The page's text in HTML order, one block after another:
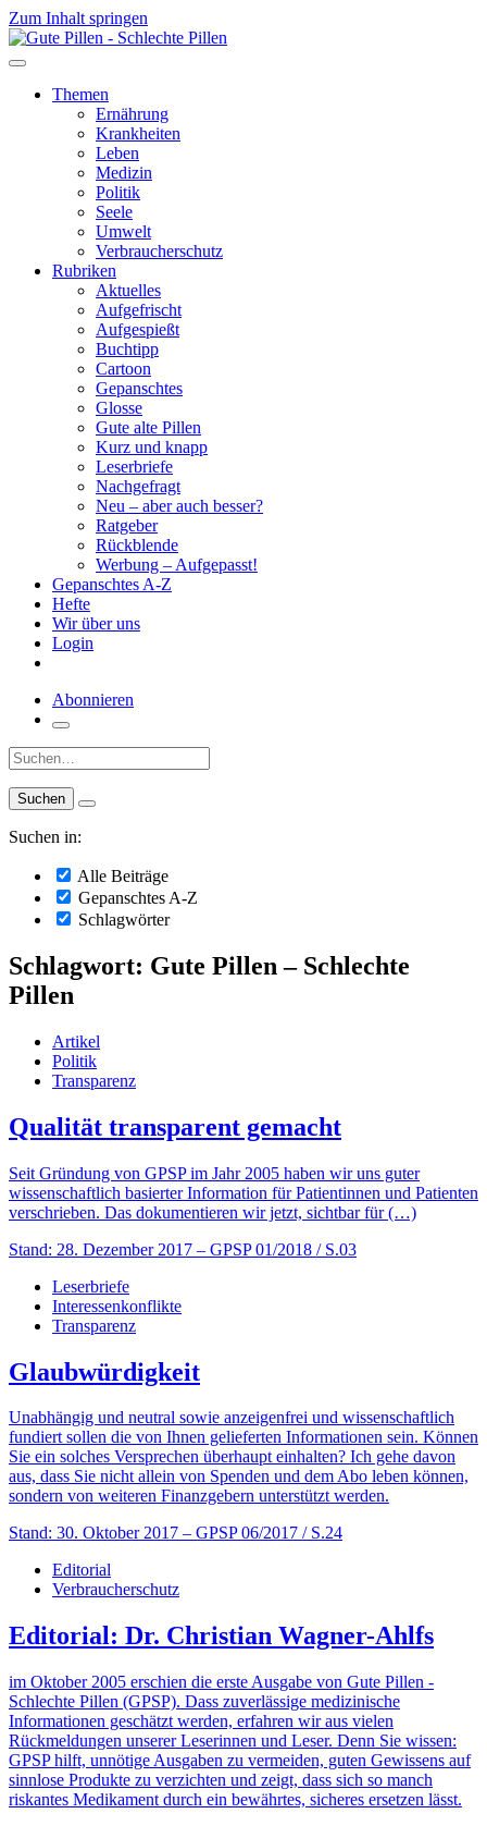
Zum Inhalt springen
Themen
Ernährung
Krankheiten
Leben
Medizin
Politik
Seele
Umwelt
Verbraucherschutz
Rubriken
Aktuelles
Aufgefrischt
Aufgespießt
Buchtipp
Cartoon
Gepanschtes
Glosse
Gute alte Pillen
Kurz und knapp
Leserbriefe
Nachgefragt
Neu – aber auch besser?
Ratgeber
Rückblende
Werbung – Aufgepasst!
Gepanschtes A-Z
Hefte
Wir über uns
Login
Abonnieren
Suche:
Suchen in:
Alle Beiträge
Gepanschtes A-Z
Schlagwörter
Schlagwort: Gute Pillen – Schlechte
Pillen
Artikel
Politik
Transparenz
Qualität transparent gemacht
Seit Gründung von GPSP im Jahr 2005 haben wir uns guter
wissenschaftlich basierter Information für Patientinnen und Patienten
verschrieben. Das dokumentieren wir jetzt, sichtbar für (…)
Stand: 28. Dezember 2017 – GPSP 01/2018 / S.03
Leserbriefe
Interessenkonflikte
Transparenz
Glaubwürdigkeit
Unabhängig und neutral sowie anzeigenfrei und wissenschaftlich
fundiert sollen die von Ihnen gelieferten Informationen sein. Können
Sie ein solches Versprechen überhaupt einhalten? Ich gehe davon
aus, dass Sie nicht allein von Spenden und dem Abo leben können,
sondern von weiteren Finanzgebern unterstützt werden.
Stand: 30. Oktober 2017 – GPSP 06/2017 / S.24
Editorial
Verbraucherschutz
Editorial: Dr. Christian Wagner-Ahlfs
im Oktober 2005 erschien die erste Ausgabe von Gute Pillen -
Schlechte Pillen (GPSP). Dass zuverlässige medizinische
Informationen geschätzt werden, erfahren wir aus vielen
Rückmeldungen unserer Leserinnen und Leser. Denn Sie wissen:
GPSP hilft, unnötige Ausgaben zu vermeiden, guten Gewissens auf
sinnlose Produkte zu verzichten und zeigt, dass sich so manch
riskantes Medikament durch ein bewährtes, sicheres ersetzen lässt.